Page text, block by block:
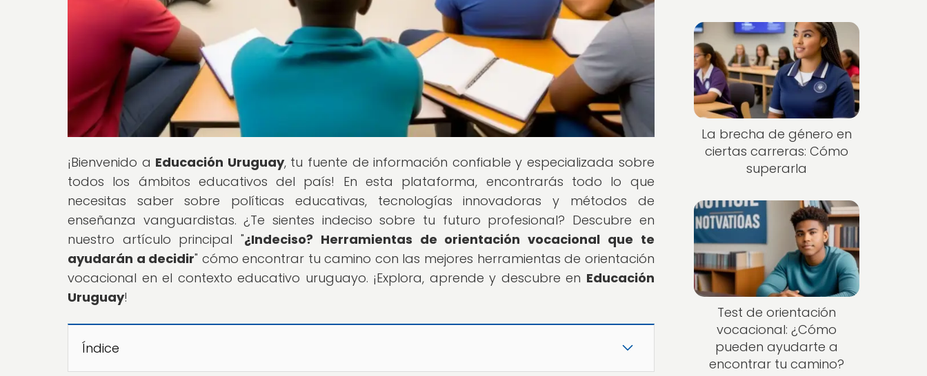
¡Bienvenido a Educación Uruguay, tu fuente de información confiable y especializada sobre
todos los ámbitos educativos del país! En esta plataforma, encontrarás todo lo que
necesitas saber sobre políticas educativas, tecnologías innovadoras y métodos de
enseñanza vanguardistas. ¿Te sientes indeciso sobre tu futuro profesional? Descubre en
nuestro artículo principal "¿Indeciso? Herramientas de orientación vocacional que te
ayudarán a decidir" cómo encontrar tu camino con las mejores herramientas de orientación
vocacional en el contexto educativo uruguayo. ¡Explora, aprende y descubre en Educación
Uruguay!
Índice
La brecha de género en
ciertas carreras: Cómo
superarla
Test de orientación
vocacional: ¿Cómo
pueden ayudarte a
encontrar tu camino?